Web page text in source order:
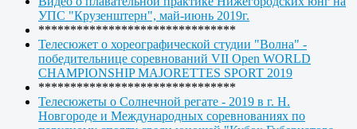
УПС "Крузенштерн", май-июнь 2019г.
*******************************
Телесюжет о хореографической студии "Волна" -
победительнице соревнований VII Open WORLD
CHAMPIONSHIP MAJORETTES SPORT 2019
*******************************
Телесюжеты о Солнечной регате - 2019 в г. Н.
Новгороде и Международных соревнованиях по